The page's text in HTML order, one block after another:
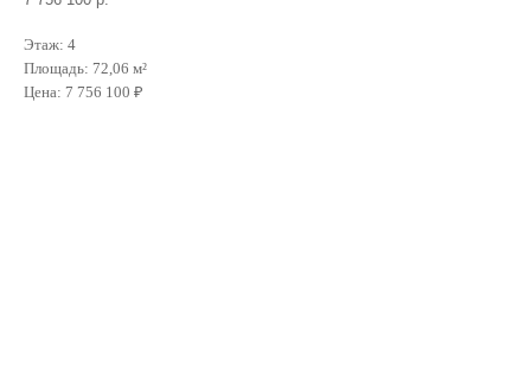
Этаж: 4
Площадь: 72,06 м²
Цена: 7 756 100 ₽